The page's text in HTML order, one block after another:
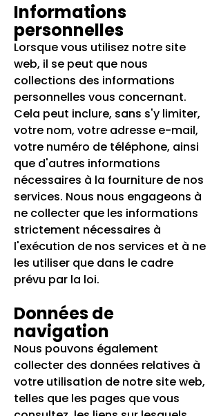
Informations
personnelles
Lorsque vous utilisez notre site
web, il se peut que nous
collections des informations
personnelles vous concernant.
Cela peut inclure, sans s'y limiter,
votre nom, votre adresse e-mail,
votre numéro de téléphone, ainsi
que d'autres informations
nécessaires à la fourniture de nos
services. Nous nous engageons à
ne collecter que les informations
strictement nécessaires à
l'exécution de nos services et à ne
les utiliser que dans le cadre
prévu par la loi.
Données de
navigation
Nous pouvons également
collecter des données relatives à
votre utilisation de notre site web,
telles que les pages que vous